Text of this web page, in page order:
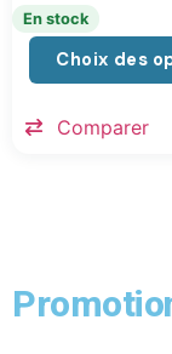
En stock
Choix des
Comparer